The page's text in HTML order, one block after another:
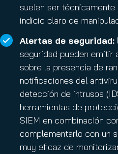
suelen ser
indicio claro de
Alertas de seguridad:
seguridad pueden emitir
sobre la presencia de
notificaciones del
detección de intrusos
herramientas de
SIEM en combinación
complementarlo con un
muy eficaz de